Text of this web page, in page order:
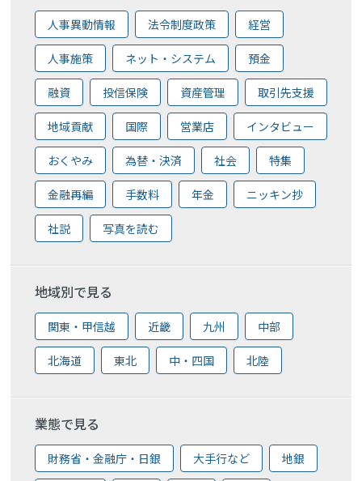
人事異動情報 法令制度政策 経営
人事施策 ネット・システム 預金
融資 投信保険 資産管理 取引先支援
地域貢献 国際 営業店 インタビュー
おくやみ 為替・決済 社会 特集
金融再編 手数料 年金 ニッキン抄
社説 写真を読む
地域別で見る
関東・甲信越 近畿 九州 中部
北海道 東北 中・四国 北陸
業態で見る
財務省・金融庁・日銀 大手行など 地銀